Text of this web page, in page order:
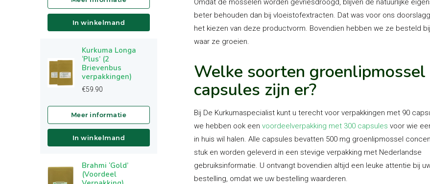
In winkelmand
Kurkuma Longa
‘Plus’ (2
Brievenbus
verpakkingen)
€59.90
In winkelmand
Brahmi ‘Gold’
(Voordeel
Omdat de mosselen worden gevriesdroogd, blijven de natuurlijke
beter behouden dan bij vloeistofextracten. Dat was voor ons
het kiezen van deze productvorm. Bovendien hebben we ze besteld
waar ze groeien.
Welke soorten groenlipmossel
capsules zijn er?
Bij De Kurkumaspecialist kunt u terecht voor verpakkingen met 90
we hebben ook een voordeelverpakking met 300 capsules voor wie
in huis wil halen. Alle capsules bevatten 500 mg groenlipmossel
stuk en worden geleverd in een stevige verpakking met Nederlandse
gebruiksinformatie. U ontvangt bovendien altijd een leuke attentie bij
bestelling, omdat we uw bestelling waarderen.